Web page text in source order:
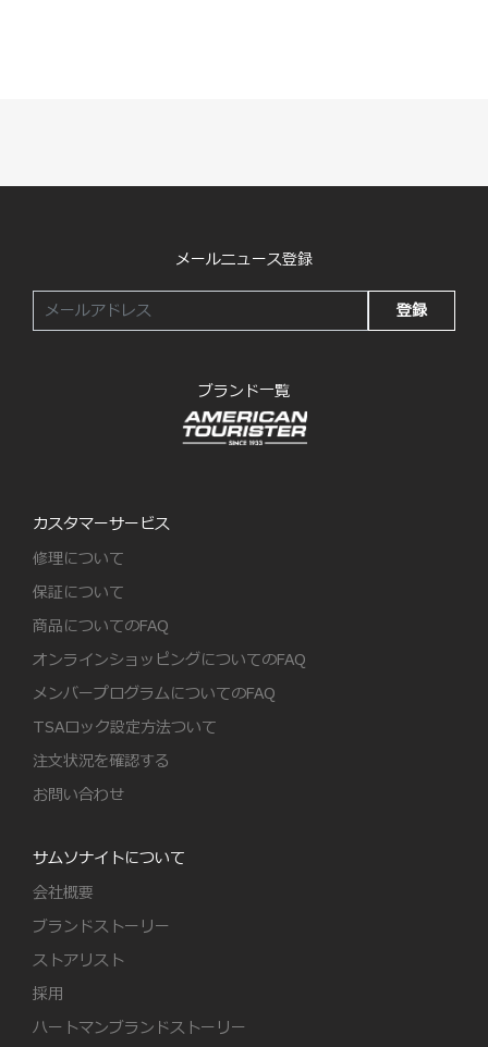
メールニュース登録
登録
ブランド一覧
カスタマーサービス
修理について
保証について
商品についてのFAQ
オンラインショッピングについてのFAQ
メンバープログラムについてのFAQ
TSAロック設定方法ついて
注文状況を確認する
お問い合わせ
サムソナイトについて
会社概要
ブランドストーリー
ストアリスト
採用
ハートマンブランドストーリー